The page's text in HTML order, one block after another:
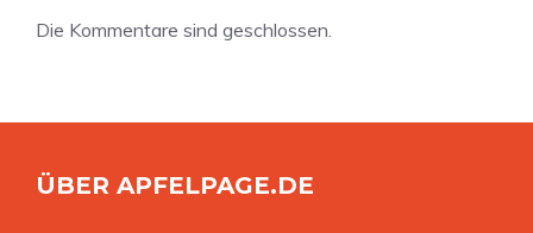
Die Kommentare sind geschlossen.
ÜBER APFELPAGE.DE